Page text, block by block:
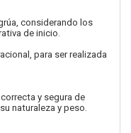
considerando los
de inicio.
para ser realizada
y segura de
naturaleza y peso.